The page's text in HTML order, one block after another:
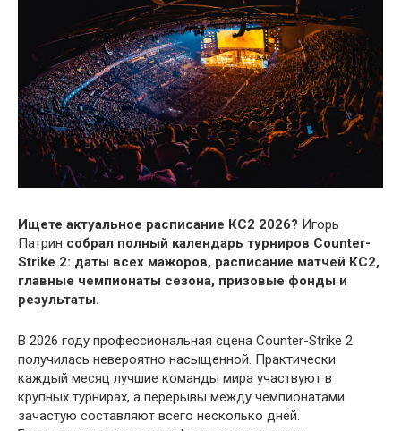
Ищете актуальное расписание КС2 2026? Игорь
Патрин собрал полный календарь турниров Counter-
Strike 2: даты всех мажоров, расписание матчей КС2,
главные чемпионаты сезона, призовые фонды и
результаты.
В 2026 году профессиональная сцена Counter-Strike 2
получилась невероятно насыщенной. Практически
каждый месяц лучшие команды мира участвуют в
крупных турнирах, а перерывы между чемпионатами
зачастую составляют всего несколько дней.